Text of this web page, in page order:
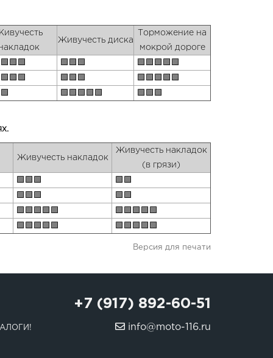
накладок
Живучесть диска
Торможение на
мокрой дороге
🟩🟩🟩 🟩🟩🟩🟩🟩
🟩🟩🟩 🟩🟩🟩🟩🟩
🟩🟩🟩🟩🟩 🟩🟩🟩
Живучесть накладок
Живучесть накладок
(в грязи)
🟩🟩🟩 🟩🟩
🟩🟩🟩 🟩🟩
🟩🟩🟩🟩🟩 🟩🟩🟩🟩🟩
🟩🟩🟩🟩🟩 🟩🟩🟩🟩🟩
Версия для печати
+7 (917) 892-60-51
info@moto-116.ru